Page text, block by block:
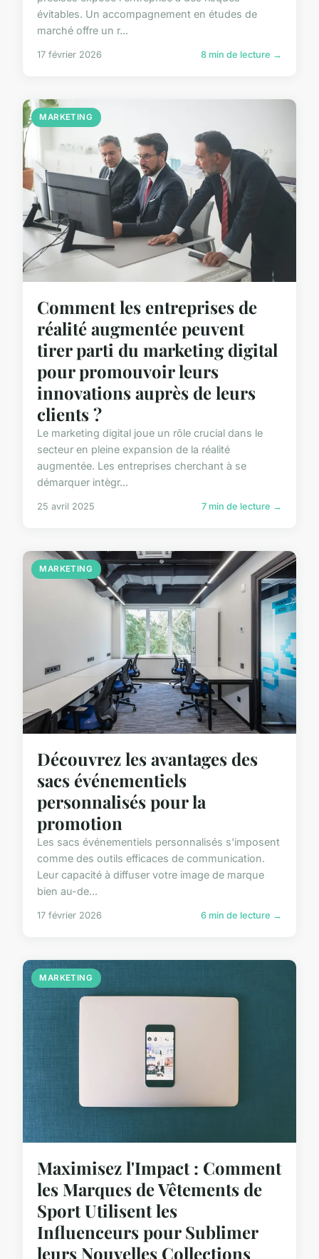
évitables. Un accompagnement en études de
marché offre un r...
17 février 2026 8 min de lecture →
MARKETING
Comment les entreprises de
réalité augmentée peuvent
tirer parti du marketing digital
pour promouvoir leurs
innovations auprès de leurs
clients ?
Le marketing digital joue un rôle crucial dans le
secteur en pleine expansion de la réalité
augmentée. Les entreprises cherchant à se
démarquer intègr...
25 avril 2025 7 min de lecture →
MARKETING
Découvrez les avantages des
sacs événementiels
personnalisés pour la
promotion
Les sacs événementiels personnalisés s'imposent
comme des outils efficaces de communication.
Leur capacité à diffuser votre image de marque
bien au-de...
17 février 2026 6 min de lecture →
MARKETING
Maximisez l'Impact : Comment
les Marques de Vêtements de
Sport Utilisent les
Influenceurs pour Sublimer
leurs Nouvelles Collections